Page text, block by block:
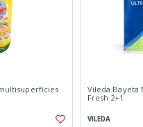
Vileda Bayeta
Fresh 2+1
VILEDA